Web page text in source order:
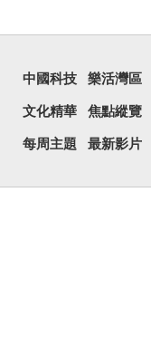
中國科技 樂活灣區
文化精華 焦點縱覽
每周主題 最新影片